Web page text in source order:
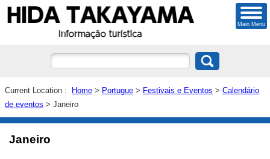
Main Menu
Current Location : Home > Portugue > Festivais e Eventos > Calendário
de eventos > Janeiro
Janeiro